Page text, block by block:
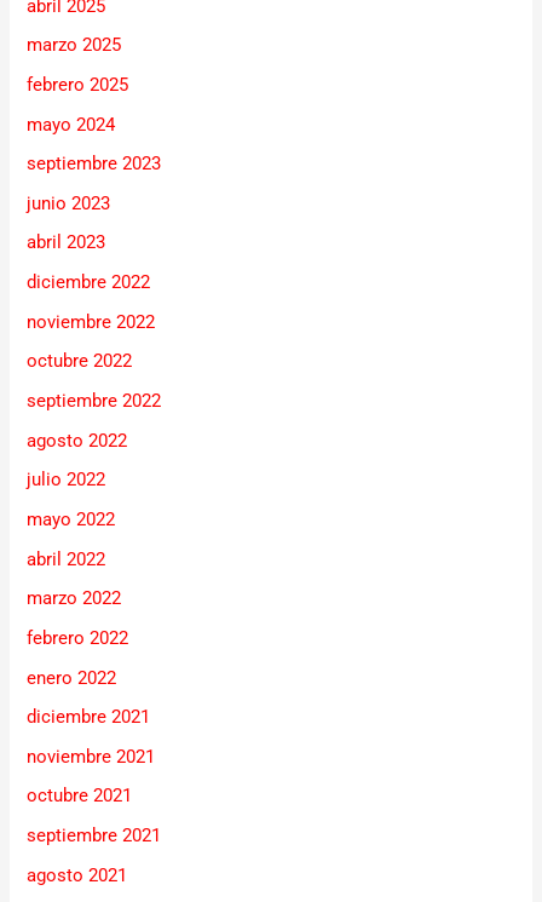
abril 2025
marzo 2025
febrero 2025
mayo 2024
septiembre 2023
junio 2023
abril 2023
diciembre 2022
noviembre 2022
octubre 2022
septiembre 2022
agosto 2022
julio 2022
mayo 2022
abril 2022
marzo 2022
febrero 2022
enero 2022
diciembre 2021
noviembre 2021
octubre 2021
septiembre 2021
agosto 2021